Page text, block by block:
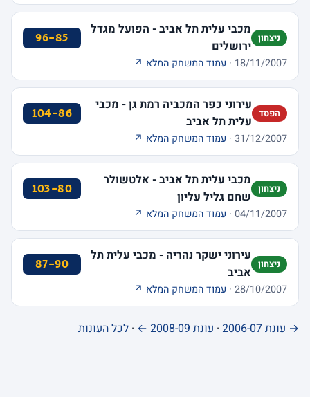
ניצחון
מכבי עלית תל אביב - הפועל מגדל
ירושלים
96-85
18/11/2007 · עמוד המשחק המלא ↗
הפסד
עירוני כפר המכביה רמת גן - מכבי
עלית תל אביב
104-86
31/12/2007 · עמוד המשחק המלא ↗
ניצחון
מכבי עלית תל אביב - אלטשולר
שחם גליל עליון
103-80
04/11/2007 · עמוד המשחק המלא ↗
ניצחון
עירוני ישקר נהריה - מכבי עלית תל
אביב
87-90
28/10/2007 · עמוד המשחק המלא ↗
→ עונת 2006-07 · עונת 2008-09 ← · לכל העונות